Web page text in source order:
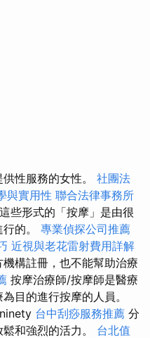
性服務的女性。 社團法
與實用性 聯合法律事務所
些形式的「按摩」是由很
的。 專業偵探公司推薦
近視與老花雷射費用詳解
構註冊，也不能幫助治療
按摩治療師/按摩師是醫療
目的進行按摩的人員。
台中刮痧服務推薦 分
和強烈的活力。 台北值